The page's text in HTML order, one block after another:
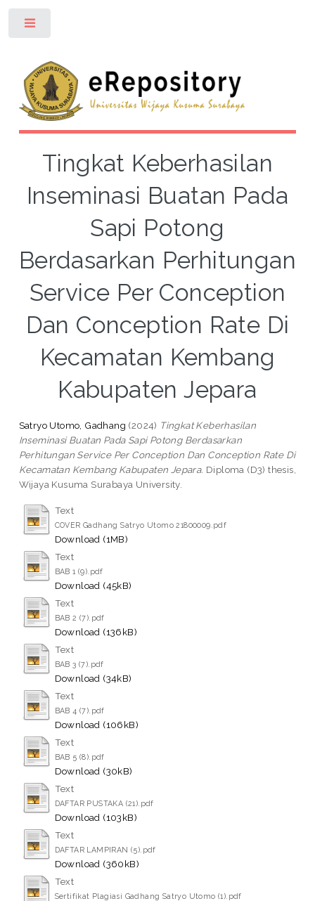
Tingkat Keberhasilan
Inseminasi Buatan Pada
Sapi Potong
Berdasarkan Perhitungan
Service Per Conception
Dan Conception Rate Di
Kecamatan Kembang
Kabupaten Jepara
Satryo Utomo, Gadhang (2024) Tingkat Keberhasilan
Inseminasi Buatan Pada Sapi Potong Berdasarkan
Perhitungan Service Per Conception Dan Conception Rate Di
Kecamatan Kembang Kabupaten Jepara. Diploma (D3) thesis,
Wijaya Kusuma Surabaya University.
Text
COVER Gadhang Satryo Utomo 21800009.pdf
Download (1MB)
Text
BAB 1 (9).pdf
Download (45kB)
Text
BAB 2 (7).pdf
Download (136kB)
Text
BAB 3 (7).pdf
Download (34kB)
Text
BAB 4 (7).pdf
Download (106kB)
Text
BAB 5 (8).pdf
Download (30kB)
Text
DAFTAR PUSTAKA (21).pdf
Download (103kB)
Text
DAFTAR LAMPIRAN (5).pdf
Download (360kB)
Text
Sertifikat Plagiasi Gadhang Satryo Utomo (1).pdf